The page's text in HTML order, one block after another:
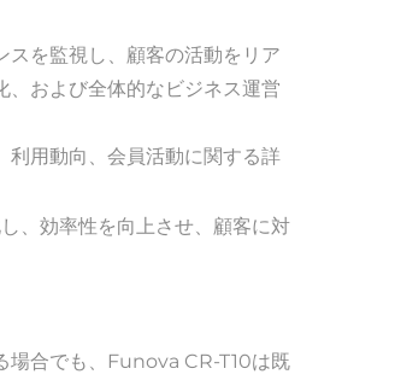
スを監視し、顧客の活動をリア
、および全体的なビジネス運営
利用動向、会員活動に関する詳
、効率性を向上させ、顧客に対
場合でも、Funova CR-T10は既